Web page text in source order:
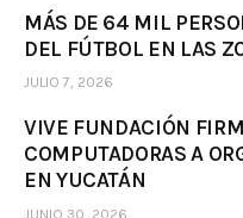
MÁS DE 64 MIL
DEL FÚTBOL EN LAS
JULIO 7, 2026
VIVE FUNDACIÓN
COMPUTADORAS A
EN YUCATÁN
JUNIO 30, 2026